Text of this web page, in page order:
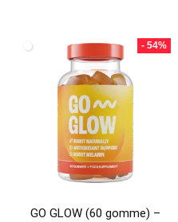
79,95 €.
è:
36,65 €.
- 54%
GO GLOW (60 gomme) –